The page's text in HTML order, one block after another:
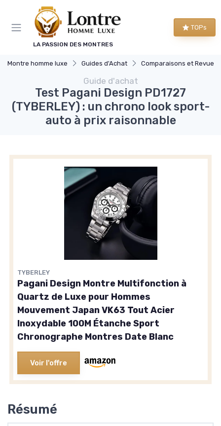
LA PASSION DES MONTRES
TOPs
Montre homme luxe Guides d'Achat Comparaisons et Revues
Guide d'achat
Test Pagani Design PD1727
(TYBERLEY) : un chrono look sport-
auto à prix raisonnable
TYBERLEY
Pagani Design Montre Multifonction à
Quartz de Luxe pour Hommes
Mouvement Japan VK63 Tout Acier
Inoxydable 100M Étanche Sport
Chronographe Montres Date Blanc
Voir l'offre
Résumé
Panneau de gestion des cookies